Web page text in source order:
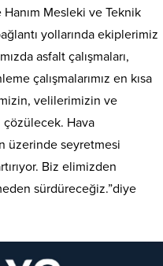
Mesleki ve Teknik
yollarında ekiplerimiz
asfalt çalışmaları,
çalışmalarımız en kısa
velilerimizin ve
Hava
üzerinde seyretmesi
Biz elimizden
sürdüreceğiz.”diye